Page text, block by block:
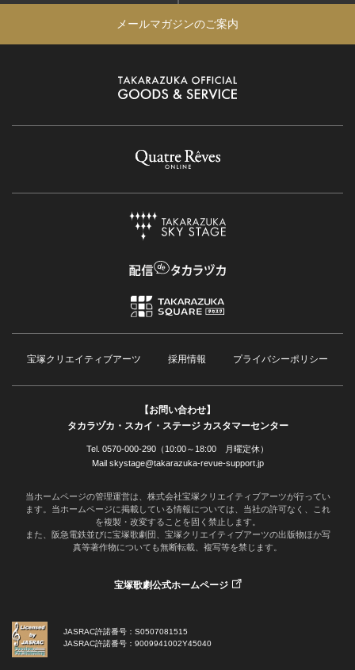
メールマガジンのご案内
宝塚クリエイティブアーツ 採用情報 プライバシーポリシー
【お問い合わせ】
タカラヅカ・スカイ・ステージ カスタマーセンター
Tel. 0570-000-290（10:00～18:00 月曜定休）
Mail skystage@takarazuka-revue-support.jp
当ホームページの管理運営は、株式会社宝塚クリエイティブアーツが行ってい
ます。当ホームページに掲載している情報については、当社の許可なく、これ
を複製・改変することを固く禁止します。
また、阪急電鉄並びに宝塚歌劇団、宝塚クリエイティブアーツの出版物ほか写
真等著作物についても無断転載、複写等を禁じます。
宝塚歌劇公式ホームページ
JASRAC許諾番号：S0507081515
JASRAC許諾番号：9009941002Y45040